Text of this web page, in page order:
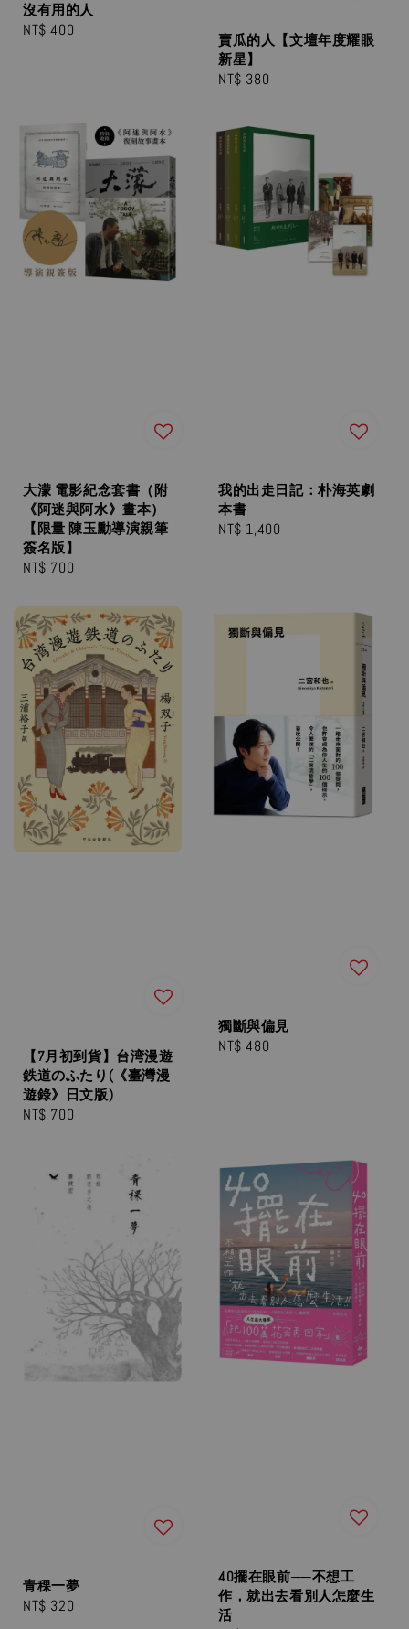
沒有用的人
Regular
NT$ 400
賣瓜的人【文壇年度耀眼
新星】
Regular
NT$ 380
大濛 電影紀念套書（附
《阿迷與阿水》畫本）
【限量 陳玉勳導演親筆
簽名版】
Regular
NT$ 700
我的出走日記：朴海英劇
本書
Regular
NT$ 1,400
【7月初到貨】台湾漫遊
鉄道のふたり(《臺灣漫
遊錄》日文版)
Regular
NT$ 700
獨斷與偏見
Regular
NT$ 480
青稞一夢
Regular
NT$ 320
40擺在眼前──不想工
作，就出去看別人怎麼生
活